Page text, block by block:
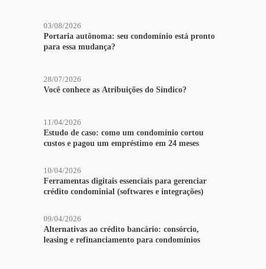
03/08/2026
Portaria autônoma: seu condomínio está pronto
para essa mudança?
28/07/2026
Você conhece as Atribuições do Síndico?
11/04/2026
Estudo de caso: como um condomínio cortou
custos e pagou um empréstimo em 24 meses
10/04/2026
Ferramentas digitais essenciais para gerenciar
crédito condominial (softwares e integrações)
09/04/2026
Alternativas ao crédito bancário: consórcio,
leasing e refinanciamento para condomínios